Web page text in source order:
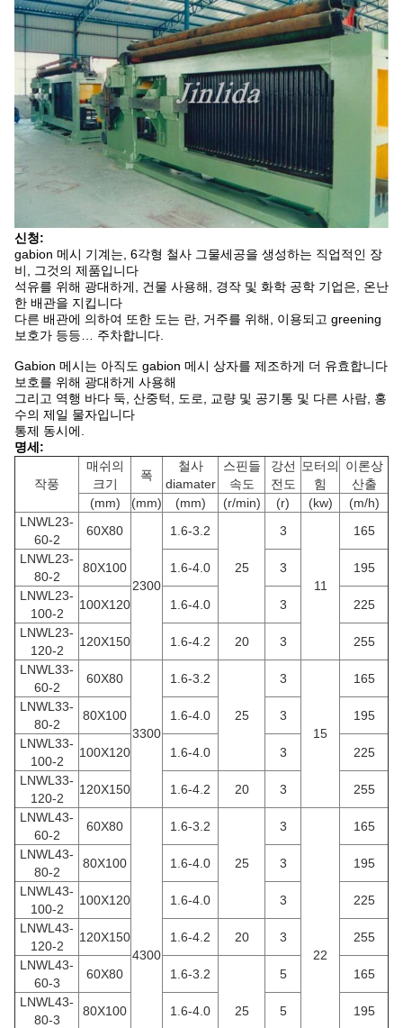
신청:
gabion 메시 기계는, 6각형 철사 그물세공을 생성하는 직업적인 장
비, 그것의 제품입니다
석유를 위해 광대하게, 건물 사용해, 경작 및 화학 공학 기업은, 온난
한 배관을 지킵니다
다른 배관에 의하여 또한 도는 란, 거주를 위해, 이용되고 greening
보호가 등등… 주차합니다.
Gabion 메시는 아직도 gabion 메시 상자를 제조하게 더 유효합니다
보호를 위해 광대하게 사용해
그리고 역행 바다 둑, 산중턱, 도로, 교량 및 공기통 및 다른 사람, 홍
수의 제일 물자입니다
통제 동시에.
명세:
작풍
매쉬의
크기
폭
철사
diamater
스핀들
속도
강선
전도
모터의
힘
이론상
산출
(mm)
(mm) (mm) (r/min) (r) (kw)
(m/h)
LNWL23-
60-2
60X80
2300
1.6-3.2
25
3
11
165
LNWL23-
80-2
80X100 1.6-4.0 3
195
LNWL23-
100-2
100X120 1.6-4.0 3
225
LNWL23-
120-2
120X150 1.6-4.2 20 3
255
LNWL33-
60-2
60X80
3300
1.6-3.2
25
3
15
165
LNWL33-
80-2
80X100 1.6-4.0 3
195
LNWL33-
100-2
100X120 1.6-4.0 3
225
LNWL33-
120-2
120X150 1.6-4.2 20 3
255
LNWL43-
60-2
60X80
4300
1.6-3.2
25
3
22
165
LNWL43-
80-2
80X100 1.6-4.0 3
195
LNWL43-
100-2
100X120 1.6-4.0 3
225
LNWL43-
120-2
120X150 1.6-4.2 20 3
255
LNWL43-
60-3
60X80 1.6-3.2
25
5
165
LNWL43-
80-3
80X100 1.6-4.0 5
195